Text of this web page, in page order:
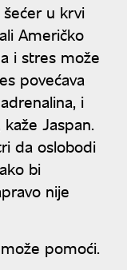
u krvi
Američko
i stres može
povećava
i
Jaspan.
da oslobodi
bi
nije
pomoći.